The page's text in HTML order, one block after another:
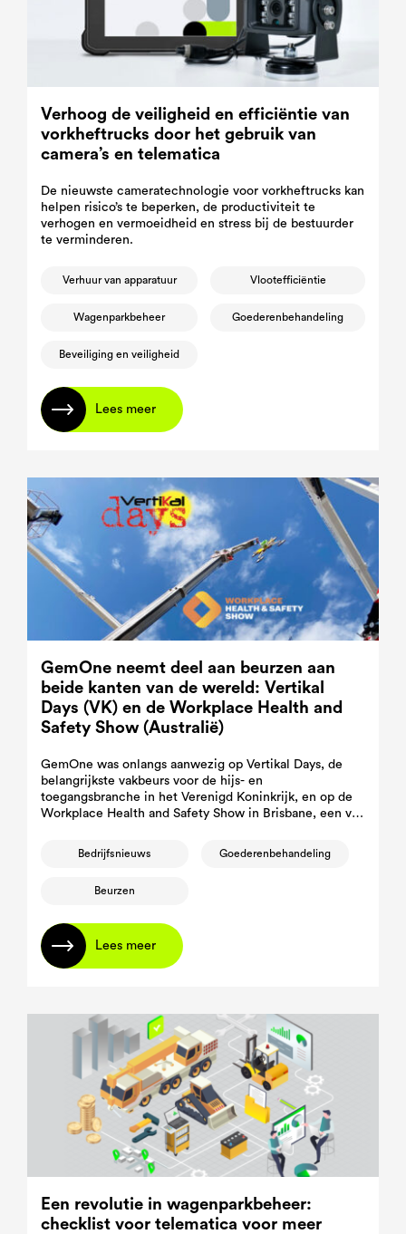
Verhoog de veiligheid en efficiëntie van
vorkheftrucks door het gebruik van
camera’s en telematica
De nieuwste cameratechnologie voor vorkheftrucks kan
helpen risico’s te beperken, de productiviteit te
verhogen en vermoeidheid en stress bij de bestuurder
te verminderen.
Verhuur van apparatuur Vlootefficiëntie
Wagenparkbeheer Goederenbehandeling
Beveiliging en veiligheid
Lees meer
GemOne neemt deel aan beurzen aan
beide kanten van de wereld: Vertikal
Days (VK) en de Workplace Health and
Safety Show (Australië)
GemOne was onlangs aanwezig op Vertikal Days, de
belangrijkste vakbeurs voor de hijs- en
toegangsbranche in het Verenigd Koninkrijk, en op de
Workplace Health and Safety Show in Brisbane, een van
Bedrijfsnieuws Goederenbehandeling
Beurzen
Lees meer
Een revolutie in wagenparkbeheer:
checklist voor telematica voor meer